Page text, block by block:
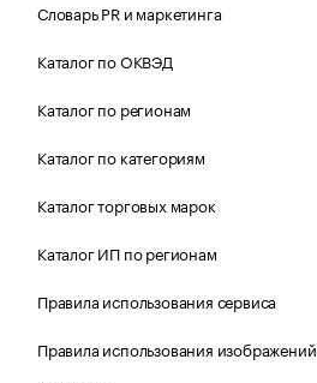
Словарь PR и маркетинга
Каталог по ОКВЭД
Каталог по регионам
Каталог по категориям
Каталог торговых марок
Каталог ИП по регионам
Правила использования сервиса
Правила использования изображений